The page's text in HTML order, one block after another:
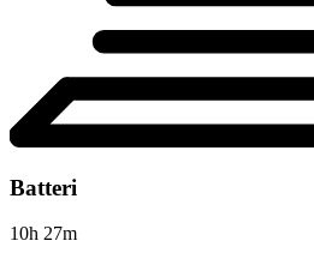
Batteri
10h 27m